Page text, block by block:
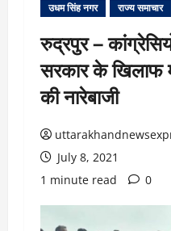
उधम सिंह नगर राज्य समाचार
रुद्रपुर –
सरकार के खिलाफ
की नारेबाजी
July 8, 2021
1 minute read
0